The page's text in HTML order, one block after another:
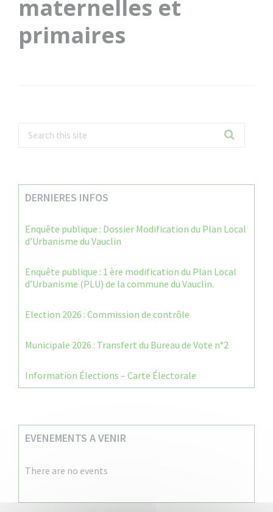
maternelles et
primaires
DERNIERES INFOS
Enquête publique : Dossier Modification du Plan Local
d’Urbanisme du Vauclin
Enquête publique : 1 ère modification du Plan Local
d’Urbanisme (PLU) de la commune du Vauclin.
Election 2026 : Commission de contrôle
Municipale 2026 : Transfert du Bureau de Vote n°2
Information Élections – Carte Électorale
EVENEMENTS A VENIR
There are no events